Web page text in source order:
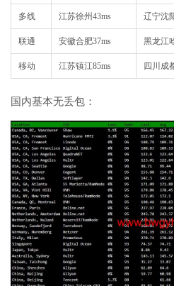
多线 江苏徐州 43ms 辽宁沈
联通 安徽合肥37ms 黑龙江
移动 江苏镇江85ms 四川成
国内基本无丢包：